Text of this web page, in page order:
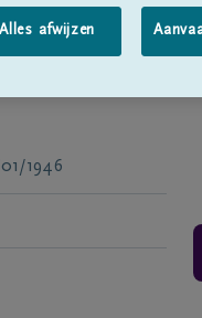
01/1946
Alles afwijzen